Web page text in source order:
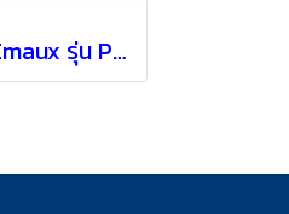
ปั๊มสระว่ายน้ำ Emaux รุ่น Pump SB30 ( 3 HP / 1 PH )